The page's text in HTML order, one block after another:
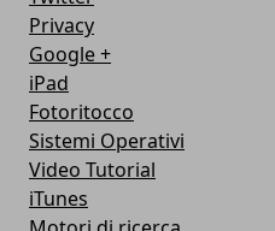
Privacy
Google +
iPad
Fotoritocco
Sistemi Operativi
Video Tutorial
iTunes